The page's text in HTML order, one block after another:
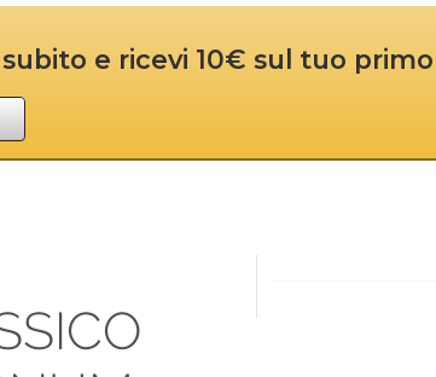
e ricevi 10€ sul tuo